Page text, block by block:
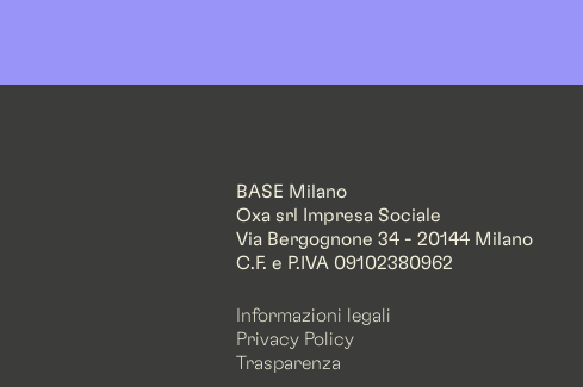
BASE Milano
Oxa srl Impresa Sociale
Via Bergognone 34 - 20144 Milano
C.F. e P.IVA 09102380962
Informazioni legali
Privacy Policy
Trasparenza